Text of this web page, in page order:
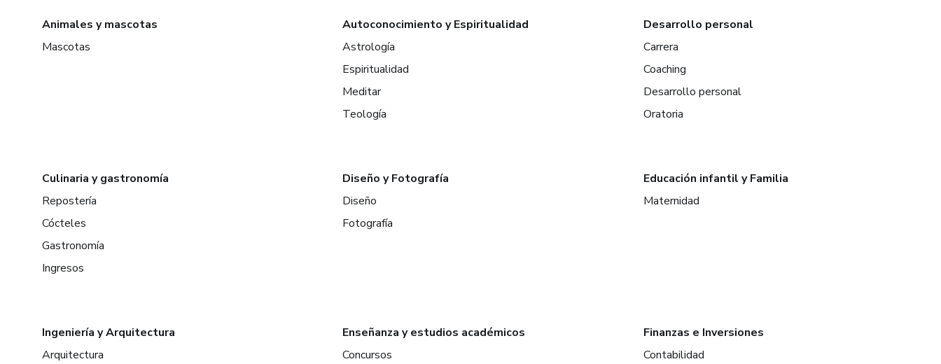
Animales y mascotas
Mascotas
Autoconocimiento y Espiritualidad
Astrología
Espiritualidad
Meditar
Teología
Desarrollo personal
Carrera
Coaching
Desarrollo personal
Oratoria
Culinaria y gastronomía
Repostería
Cócteles
Gastronomía
Ingresos
Diseño y Fotografía
Diseño
Fotografía
Educación infantil y Familia
Maternidad
Ingeniería y Arquitectura
Arquitectura
Enseñanza y estudios académicos
Concursos
Finanzas e Inversiones
Contabilidad